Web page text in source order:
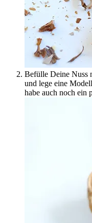
Befülle Deine Nuss
und lege eine
habe auch noch ein